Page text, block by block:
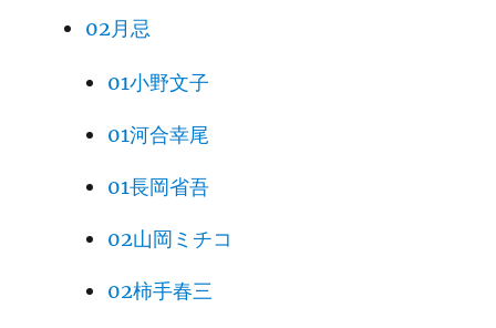
02月忌
01小野文子
01河合幸尾
01長岡省吾
02山岡ミチコ
02柿手春三